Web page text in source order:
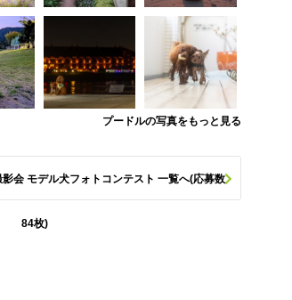
プードルの写真をもっと見る
会 モデル犬フォトコンテスト 一覧へ(応募数
84枚)